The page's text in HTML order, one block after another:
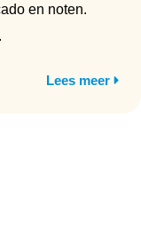
en noten.
Lees meer